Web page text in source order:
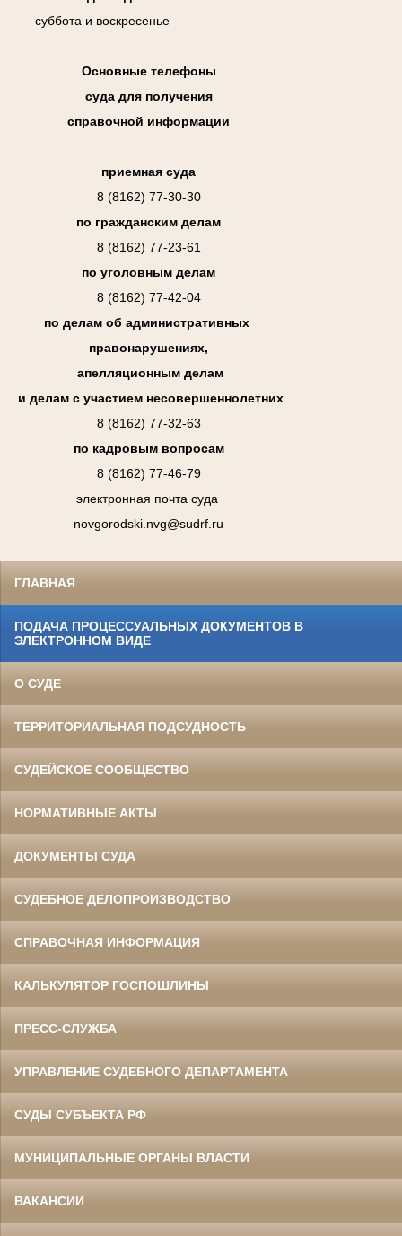
суббота и воскресенье
Основные телефоны
суда для получения
справочной информации
приемная суда
8 (8162) 77-30-30
по гражданским делам
8 (8162) 77-23-61
по уголовным делам
8 (8162) 77-42-04
по делам об административных
правонарушениях,
апелляционным делам
и делам с участием несовершеннолетних
8 (8162) 77-32-63
по кадровым вопросам
8 (8162) 77-46-79
электронная почта суда
novgorodski.nvg@sudrf.ru
ГЛАВНАЯ
ПОДАЧА ПРОЦЕССУАЛЬНЫХ ДОКУМЕНТОВ В
ЭЛЕКТРОННОМ ВИДЕ
О СУДЕ
ТЕРРИТОРИАЛЬНАЯ ПОДСУДНОСТЬ
СУДЕЙСКОЕ СООБЩЕСТВО
НОРМАТИВНЫЕ АКТЫ
ДОКУМЕНТЫ СУДА
СУДЕБНОЕ ДЕЛОПРОИЗВОДСТВО
СПРАВОЧНАЯ ИНФОРМАЦИЯ
КАЛЬКУЛЯТОР ГОСПОШЛИНЫ
ПРЕСС-СЛУЖБА
УПРАВЛЕНИЕ СУДЕБНОГО ДЕПАРТАМЕНТА
СУДЫ СУБЪЕКТА РФ
МУНИЦИПАЛЬНЫЕ ОРГАНЫ ВЛАСТИ
ВАКАНСИИ